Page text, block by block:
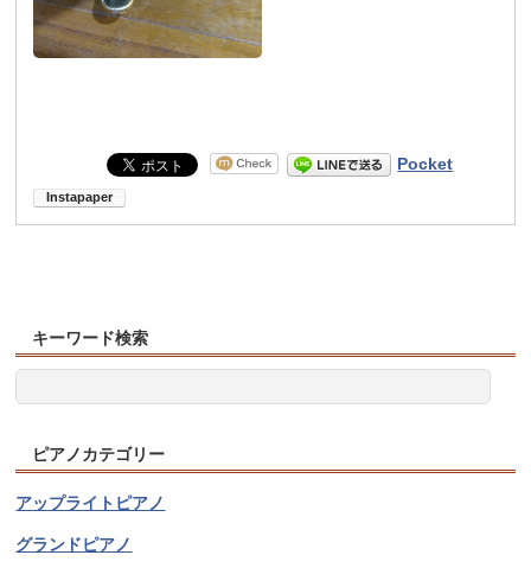
Pocket
キーワード検索
ピアノカテゴリー
アップライトピアノ
グランドピアノ